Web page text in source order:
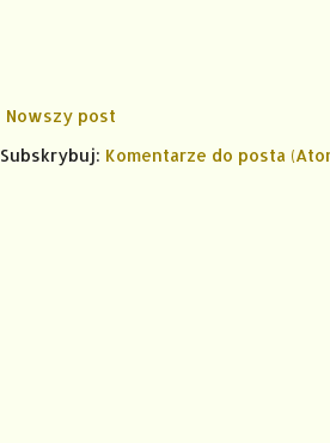
Nowszy post
Subskrybuj: Komentarze do posta